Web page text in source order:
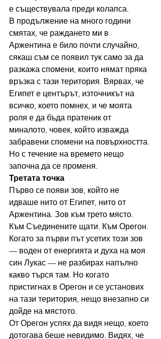
е съществувала преди колапса.
В продължение на много години
смятах, че раждането ми в
Аржентина е било почти случайно,
сякаш съм се появил тук само за да
разкажа спомени, които нямат пряка
връзка с тази територия. Вярвах, че
Египет е центърът, източникът на
всичко, което помнех, и че моята
роля е да бъда пратеник от
миналото, човек, който изважда
забравени спомени на повърхността.
Но с течение на времето нещо
започна да се променя.
Третата точка
Първо се появи зов, който не
идваше нито от Египет, нито от
Аржентина. Зов към трето място.
Към Съединените щати. Към Орегон.
Когато за първи път усетих този зов
— воден от енергията и духа на моя
син Лукас — не разбирах напълно
какво търся там. Но когато
пристигнах в Орегон и се установих
на тази територия, нещо внезапно си
дойде на мястото.
От Орегон успях да видя нещо, което
дотогава беше невидимо. Видях, че